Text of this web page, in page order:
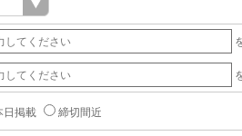
日掲載 締切間近